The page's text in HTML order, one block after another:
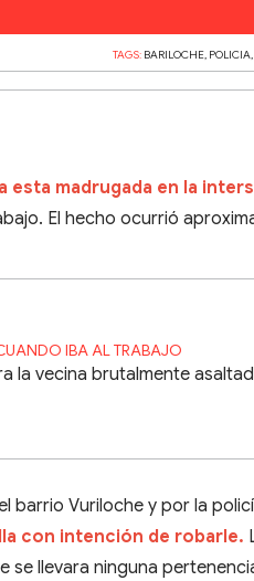
TAGS: BARILOCHE, POLICIA
esta madrugada en la
El hecho ocurrió
IBA AL TRABAJO
la vecina brutalmente
barrio Vuriloche y por la
con intención de robarle.
se llevara ninguna